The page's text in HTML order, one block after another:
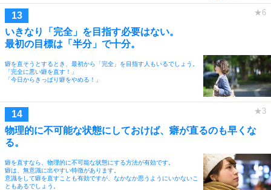
いきなり「完全」を目指す必要はない。
最初の目標は「半分」で十分。
癖を直そうとするとき、最初から「完全」を目指す人もいるでしょう。
「完全に悪い癖を直す！」
「今日からきっぱり癖をやめる！」
物理的に不可能な状態にしておけば、癖が直るのも早くな
る。
癖を直すなら、物理的に不可能な状態にする方法が有効です。
癖は、無意識に出やすい特徴があります。
意識をして癖を直すことも有効ですが、なかなか思うようにいかないこ
ともあるでしょう。